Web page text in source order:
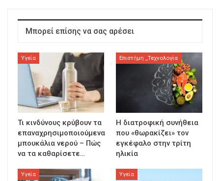
Μπορεί επίσης να σας αρέσει
Υγεία
Τι κινδύνους κρύβουν τα
επαναχρησιμοποιούμενα
μπουκάλια νερού – Πώς
να τα καθαρίσετε…
Επιστήμη _Τεχνολογία
Η διατροφική συνήθεια
που «θωρακίζει» τον
εγκέφαλο στην τρίτη
ηλικία
Υγεία Υγεία